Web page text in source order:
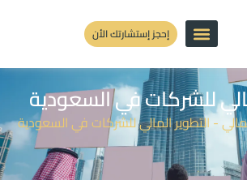
إحجز إستشارتك الأن
للشركات في السعودية
-التطوير المالي للشركات في السعودية